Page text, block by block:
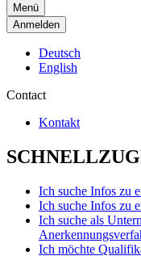
Menü
Anmelden
Deutsch
English
Contact
Kontakt
Ich suche Infos zu
Ich suche Infos zu
Ich suche als
Ich möchte